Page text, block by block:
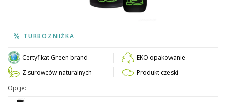
TURBOZNIŻKA
Certyfikat Green brand
EKO opakowanie
Z surowców naturalnych
Produkt czeski
Opcje: